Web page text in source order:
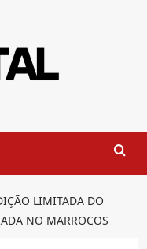
LIMITADA DO
NO MARROCOS